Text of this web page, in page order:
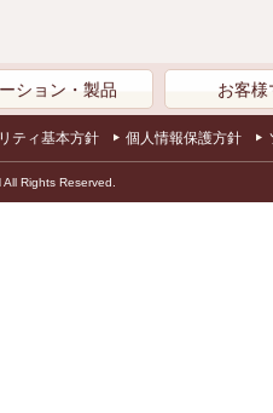
ション・製品 お客様
ティ基本方針 個人情報保護方針
Rights Reserved.